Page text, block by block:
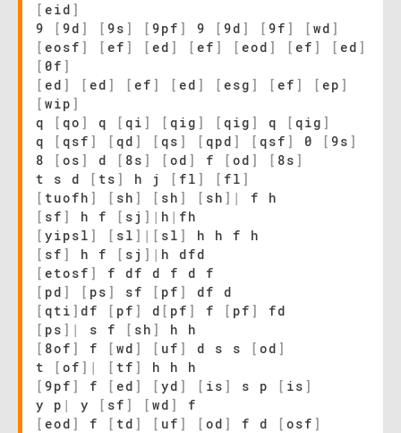
[ eid ]
9
[ 9d ] [ 9s ] [ 9pf ] 9 [ 9d ] [ 9f ] [ wd ]
[ eosf ] [ ef ] [ ed ] [ ef ] [ eod ] [ ef ] [ ed ]
[ 0f ]
[ ed ] [ ed ] [ ef ] [ ed ] [ esg ] [ ef ] [ ep ]
[ wip ]
q
[ qo ] q [ qi ] [ qig ] [ qig ] q [ qig ]
q
[ qsf ] [ qd ] [ qs ] [ qpd ] [ qsf ] 0 [ 9s ]
8
[ os ] d [ 8s ] [ od ] f [ od ] [ 8s ]
t s d
[ ts ] h j [ fl ] [ fl ]
[ tuofh ] [ sh ] [ sh ] [ sh ] |
f h
[ sf ] h f [ sj ] | h | fh
[ yipsl ] [ sl ] | [ sl ]
h h f h
[ sf ] h f [ sj ] | h dfd
[ etosf ]
f df d f d f
[ pd ] [ ps ] sf [ pf ]
df d
[ qti ] df [ pf ] d [ pf ] f [ pf ]
fd
[ ps ] | s f [ sh ]
h h
[ 8of ] f [ wd ] [ uf ] d s s [ od ]
t
[ of ] | [ tf ]
h h h
[ 9pf ] f [ ed ] [ yd ] [ is ] s p [ is ]
y p | y [ sf ] [ wd ]
f
[ eod ] f [ td ] [ uf ] [ od ] f d [ osf ]